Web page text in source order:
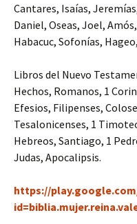
Cantares, Isaías,
Daniel, Oseas, Joel,
Habacuc, Sofonías,
Libros del Nuevo
Hechos, Romanos, 1
Efesios, Filipenses,
Tesalonicenses, 1
Hebreos, Santiago, 1
Judas, Apocalipsis.
https://